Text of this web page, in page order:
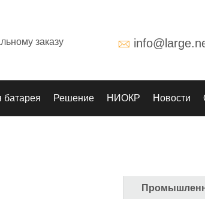
заказу
батарея Решение НИОКР Новости